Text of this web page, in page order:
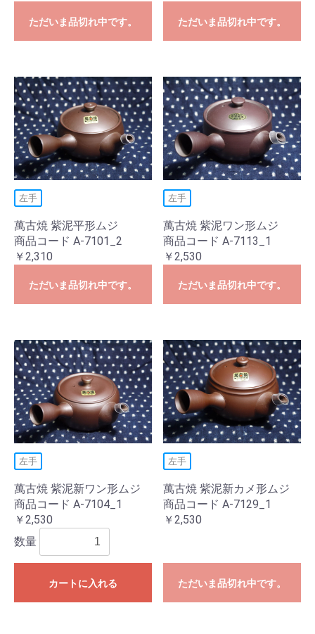
ただいま品切れ中です。 ただいま品切れ中です。
左手
萬古焼 紫泥平形ムジ
商品コード A-7101_2
￥2,310
ただいま品切れ中です。
左手
萬古焼 紫泥ワン形ムジ
商品コード A-7113_1
￥2,530
ただいま品切れ中です。
左手
萬古焼 紫泥新ワン形ムジ
商品コード A-7104_1
￥2,530
数量
カートに入れる
左手
萬古焼 紫泥新カメ形ムジ
商品コード A-7129_1
￥2,530
ただいま品切れ中です。